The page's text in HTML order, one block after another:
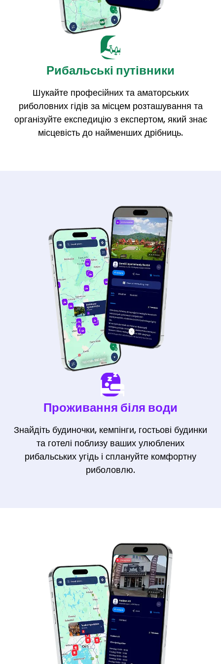
Рибальські путівники
Шукайте професійних та аматорських
риболовних гідів за місцем розташування та
організуйте експедицію з експертом, який знає
місцевість до найменших дрібниць.
Проживання біля води
Знайдіть будиночки, кемпінги, гостьові будинки
та готелі поблизу ваших улюблених
рибальських угідь і сплануйте комфортну
риболовлю.